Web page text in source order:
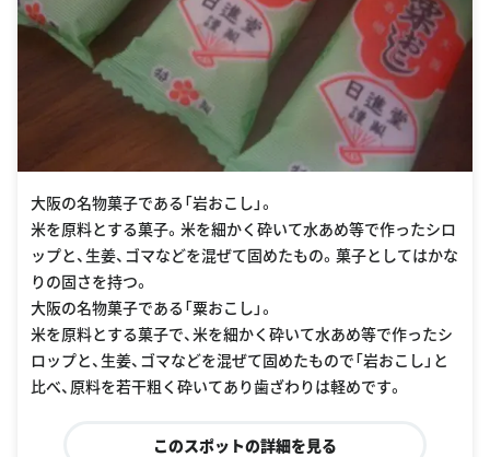
大阪の名物菓子である「岩おこし」。
米を原料とする菓子。米を細かく砕いて水あめ等で作ったシロ
ップと、生姜、ゴマなどを混ぜて固めたもの。菓子としてはかな
りの固さを持つ。
大阪の名物菓子である「粟おこし」。
米を原料とする菓子で、米を細かく砕いて水あめ等で作ったシ
ロップと、生姜、ゴマなどを混ぜて固めたもので「岩おこし」と
比べ、原料を若干粗く砕いてあり歯ざわりは軽めです。
このスポットの詳細を見る